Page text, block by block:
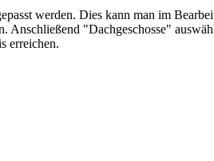
werden. Dies kann man im
"Dachgeschosse"
erreichen.